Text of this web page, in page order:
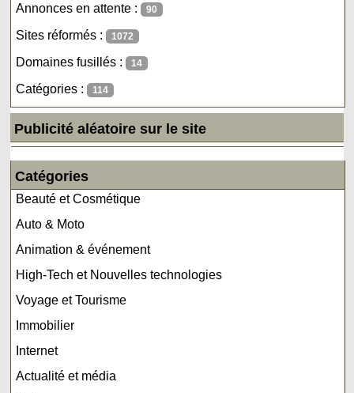
Annonces en attente : 90
Sites réformés : 1072
Domaines fusillés : 14
Catégories : 114
Publicité aléatoire sur le site
Catégories
Beauté et Cosmétique
Auto & Moto
Animation & événement
High-Tech et Nouvelles technologies
Voyage et Tourisme
Immobilier
Internet
Actualité et média